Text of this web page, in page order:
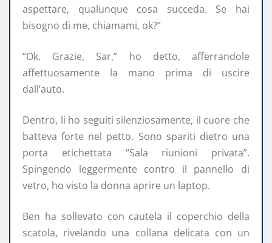
aspettare, qualunque cosa succeda. Se hai
bisogno di me, chiamami, ok?”
“Ok. Grazie, Sar,” ho detto, afferrandole
affettuosamente la mano prima di uscire
dall’auto.
Dentro, li ho seguiti silenziosamente, il cuore che
batteva forte nel petto. Sono spariti dietro una
porta etichettata “Sala riunioni privata”.
Spingendo leggermente contro il pannello di
vetro, ho visto la donna aprire un laptop.
Ben ha sollevato con cautela il coperchio della
scatola, rivelando una collana delicata con un